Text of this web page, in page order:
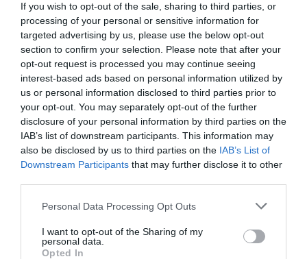
If you wish to opt-out of the sale, sharing to third parties, or
processing of your personal or sensitive information for
targeted advertising by us, please use the below opt-out
section to confirm your selection. Please note that after your
opt-out request is processed you may continue seeing
interest-based ads based on personal information utilized by
us or personal information disclosed to third parties prior to
your opt-out. You may separately opt-out of the further
disclosure of your personal information by third parties on the
IAB’s list of downstream participants. This information may
also be disclosed by us to third parties on the IAB’s List of
Downstream Participants that may further disclose it to other
Personal Data Processing Opt Outs
I want to opt-out of the Sharing of my
personal data.
Opted In